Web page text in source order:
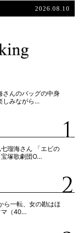
2026.08.10
さんのバッグの中身
しみながら…
瑠海さん 「エビの
塚歌劇団O…
ら一転、女の勘はほ
マ（40…